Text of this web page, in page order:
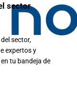
sector
sector,
expertos y
tu bandeja de